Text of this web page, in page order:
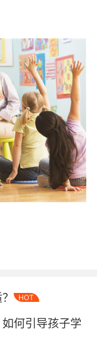
、语言环境
们自然可以“耳
多给孩子播放
语与孩子进行
参加英语角的
HOT
何引导孩子学